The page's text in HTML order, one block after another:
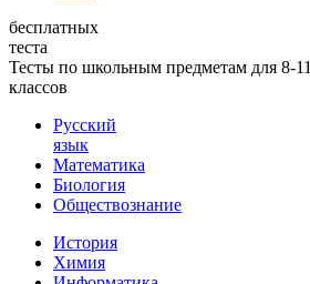
бесплатных
теста
Тесты по школьным предметам для 8-11
классов
Русский
язык
Математика
Биология
Обществознание
История
Химия